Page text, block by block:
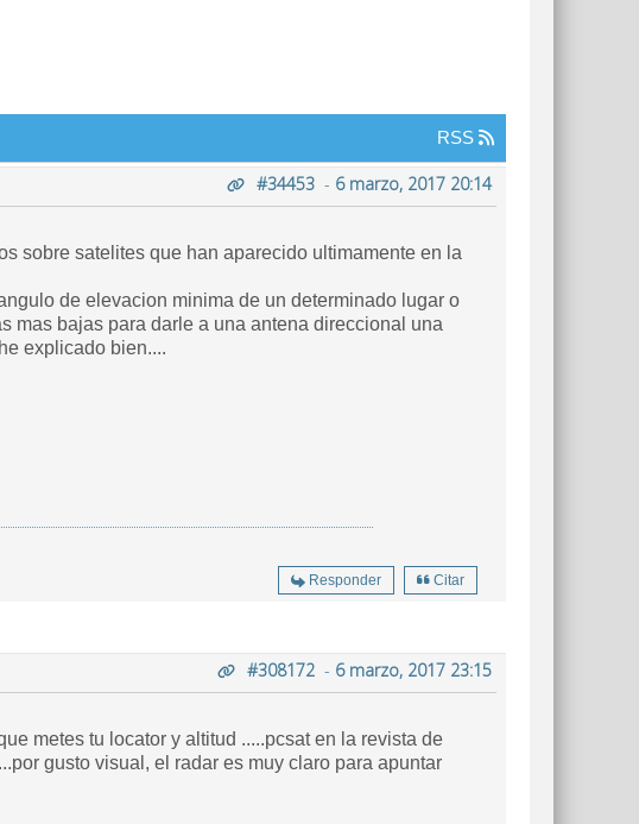
RSS
#34453 - 6 marzo, 2017 20:14
sobre satelites que han aparecido ultimamente en la
de elevacion minima de un determinado lugar o
mas bajas para darle a una antena direccional una
explicado bien....
Responder Citar
#308172 - 6 marzo, 2017 23:15
metes tu locator y altitud .....pcsat en la revista de
gusto visual, el radar es muy claro para apuntar